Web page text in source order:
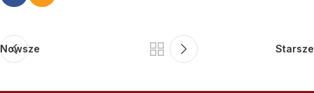
Nowsze Starsze